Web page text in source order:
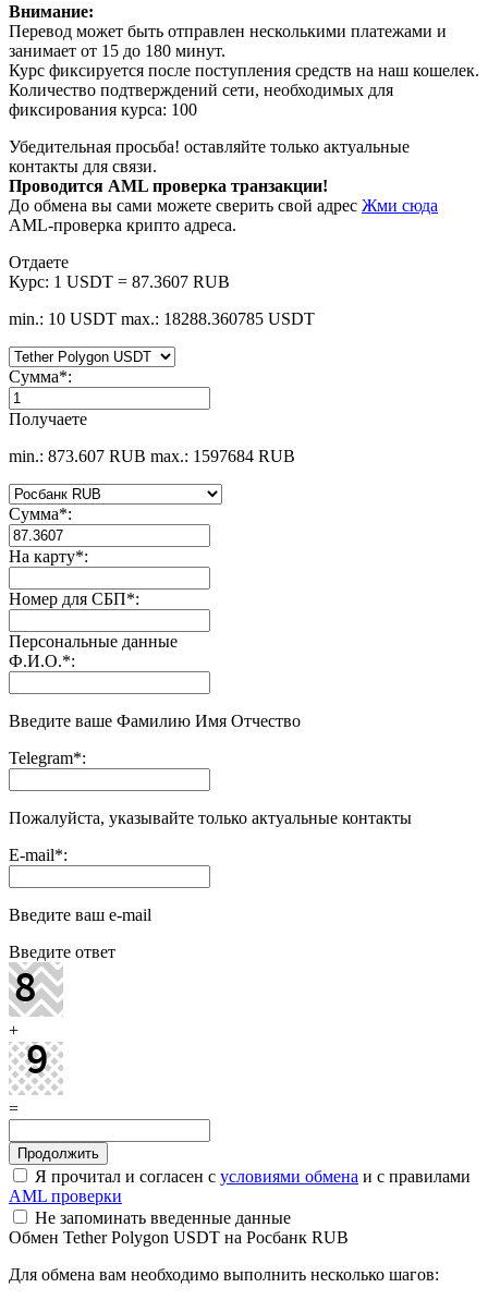
Внимание:
Перевод может быть отправлен несколькими платежами и
занимает от 15 до 180 минут.
Курс фиксируется после поступления средств на наш кошелек.
Количество подтверждений сети, необходимых для
фиксирования курса: 100
Убедительная просьба! оставляйте только актуальные
контакты для связи.
Проводится AML проверка транзакции!
До обмена вы сами можете сверить свой адрес Жми сюда
AML-проверка крипто адреса.
Отдаете
Курс: 1 USDT = 87.3607 RUB
min.: 10 USDT max.: 18288.360785 USDT
Сумма*:
Получаете
min.: 873.607 RUB max.: 1597684 RUB
Сумма*:
На карту*:
Номер для СБП*:
Персональные данные
Ф.И.О.*:
Введите ваше Фамилию Имя Отчество
Telegram*:
Пожалуйста, указывайте только актуальные контакты
E-mail*:
Введите ваш e-mail
Введите ответ
+
=
Я прочитал и согласен с условиями обмена и с правилами
AML проверки
Не запоминать введенные данные
Обмен Tether Polygon USDT на Росбанк RUB
Для обмена вам необходимо выполнить несколько шагов: